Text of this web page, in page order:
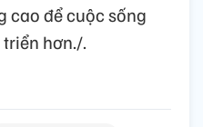
cao để cuộc sống
hơn./.